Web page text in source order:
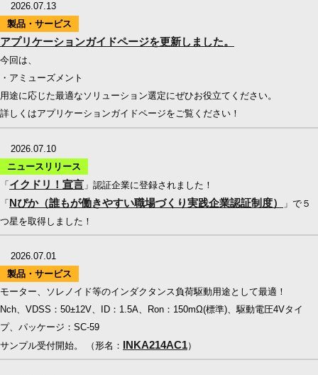
2026.07.13
製品・サービス
アプリケーションガイドページを更新しました。
今回は、
・アミューズメント
用途に応じた最適なソリューション選定にぜひお役立てください。
詳しくはアプリケーションガイドページをご覧ください！
2026.07.10
ニュースリリース
「イクドリ！宣言 」認証企業に登録されました！
「Nぴか（誰もが働きやすい職場づくり実践企業認証制度）
」で５
つ星を取得しました！
2026.07.01
製品・サービス
モーター、ソレノイド等のインダクタンス負荷駆動用途として最適！
Nch、VDSS：50±12V、ID：1.5A、Ron：150mΩ(標準)、駆動電圧4Vタイ
プ、パッケージ：SC-59
サンプル受付開始。 （形名： INKA214AC1）